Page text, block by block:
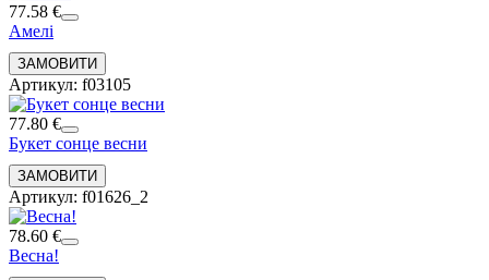
77.58 €
Амелі
Артикул: f03105
77.80 €
Букет сонце весни
Артикул: f01626_2
78.60 €
Весна!